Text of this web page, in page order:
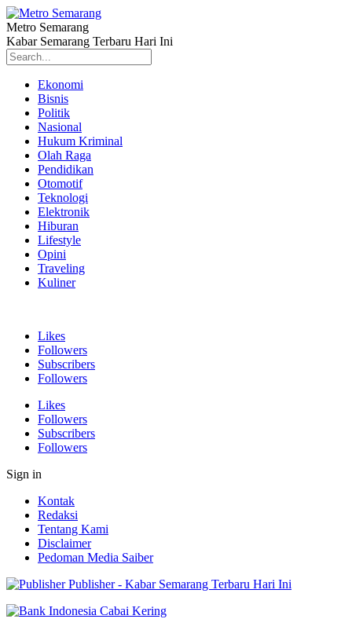
Metro Semarang
Kabar Semarang Terbaru Hari Ini
Ekonomi
Bisnis
Politik
Nasional
Hukum Kriminal
Olah Raga
Pendidikan
Otomotif
Teknologi
Elektronik
Hiburan
Lifestyle
Opini
Traveling
Kuliner
Likes
Followers
Subscribers
Followers
Likes
Followers
Subscribers
Followers
Sign in
Kontak
Redaksi
Tentang Kami
Disclaimer
Pedoman Media Saiber
Publisher - Kabar Semarang Terbaru Hari Ini